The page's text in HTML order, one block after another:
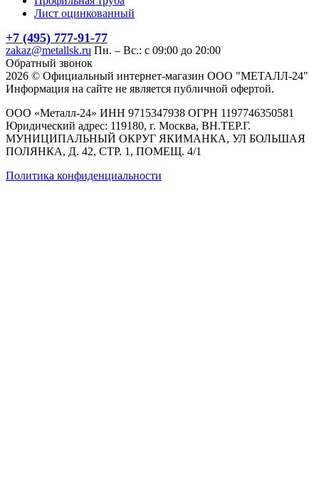
Лист оцинкованный
+7 (495) 777-91-77
zakaz@metallsk.ru Пн. – Вс.: с 09:00 до 20:00
Обратный звонок
2026 © Официальный интернет-магазин ООО "МЕТАЛЛ-24"
Информация на сайте не является публичной офертой.
ООО «Металл-24» ИНН 9715347938 ОГРН 1197746350581
Юридический адрес: 119180, г. Москва, ВН.ТЕР.Г.
МУНИЦИПАЛЬНЫЙ ОКРУГ ЯКИМАНКА, УЛ БОЛЬШАЯ
ПОЛЯНКА, Д. 42, СТР. 1, ПОМЕЩ. 4/1
Политика конфиденциальности